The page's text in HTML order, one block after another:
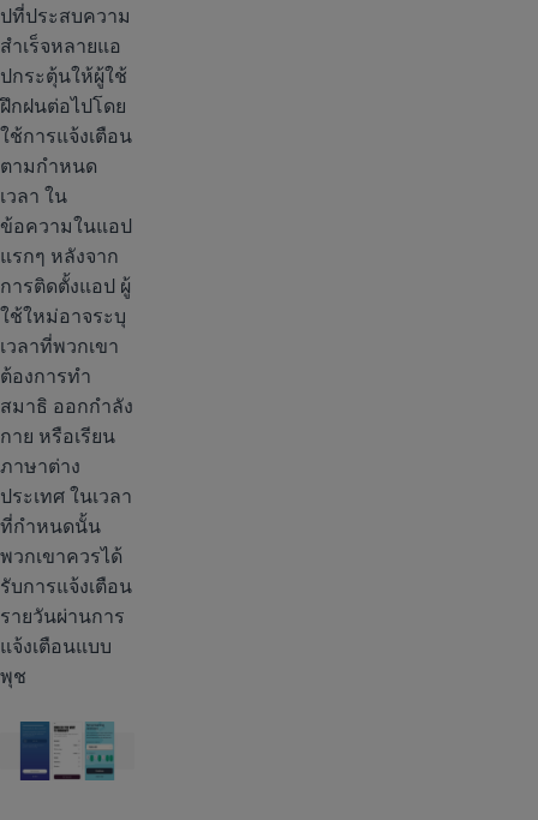
ปที่ประสบความ
สำเร็จหลายแอ
ปกระตุ้นให้ผู้ใช้
ฝึกฝนต่อไปโดย
ใช้การแจ้งเตือน
ตามกำหนด
เวลา ใน
ข้อความในแอป
แรกๆ หลังจาก
การติดตั้งแอป ผู้
ใช้ใหม่อาจระบุ
เวลาที่พวกเขา
ต้องการทำ
สมาธิ ออกกำลัง
กาย หรือเรียน
ภาษาต่าง
ประเทศ ในเวลา
ที่กำหนดนั้น
พวกเขาควรได้
รับการแจ้งเตือน
รายวันผ่านการ
แจ้งเตือนแบบ
พุช